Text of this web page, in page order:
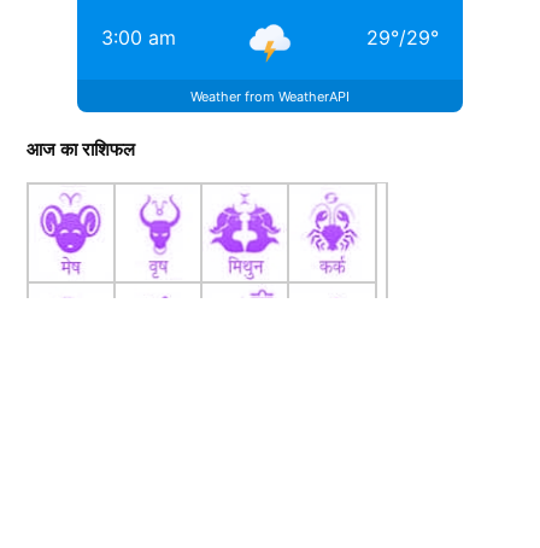
3:00 am 29°/29°
Weather from WeatherAPI
आज का राशिफल